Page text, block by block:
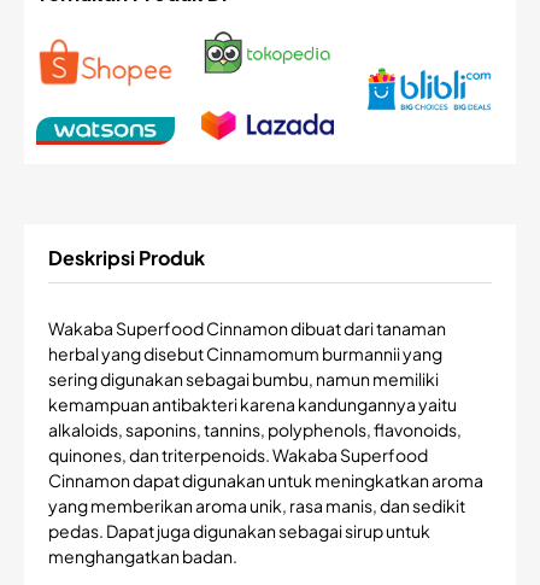
Deskripsi Produk
Wakaba Superfood Cinnamon dibuat dari tanaman
herbal yang disebut Cinnamomum burmannii yang
sering digunakan sebagai bumbu, namun memiliki
kemampuan antibakteri karena kandungannya yaitu
alkaloids, saponins, tannins, polyphenols, flavonoids,
quinones, dan triterpenoids. Wakaba Superfood
Cinnamon dapat digunakan untuk meningkatkan aroma
yang memberikan aroma unik, rasa manis, dan sedikit
pedas. Dapat juga digunakan sebagai sirup untuk
menghangatkan badan.